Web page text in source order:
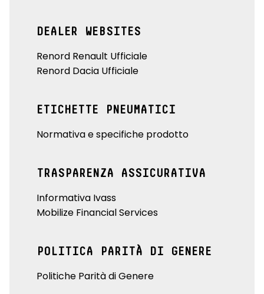
DEALER WEBSITES
Renord Renault Ufficiale
Renord Dacia Ufficiale
ETICHETTE PNEUMATICI
Normativa e specifiche prodotto
TRASPARENZA ASSICURATIVA
Informativa Ivass
Mobilize Financial Services
POLITICA PARITÀ DI GENERE
Politiche Parità di Genere